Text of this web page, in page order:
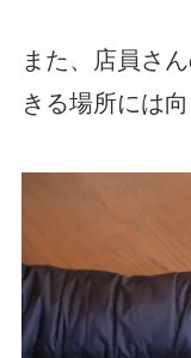
また、店員さ
きる場所には向